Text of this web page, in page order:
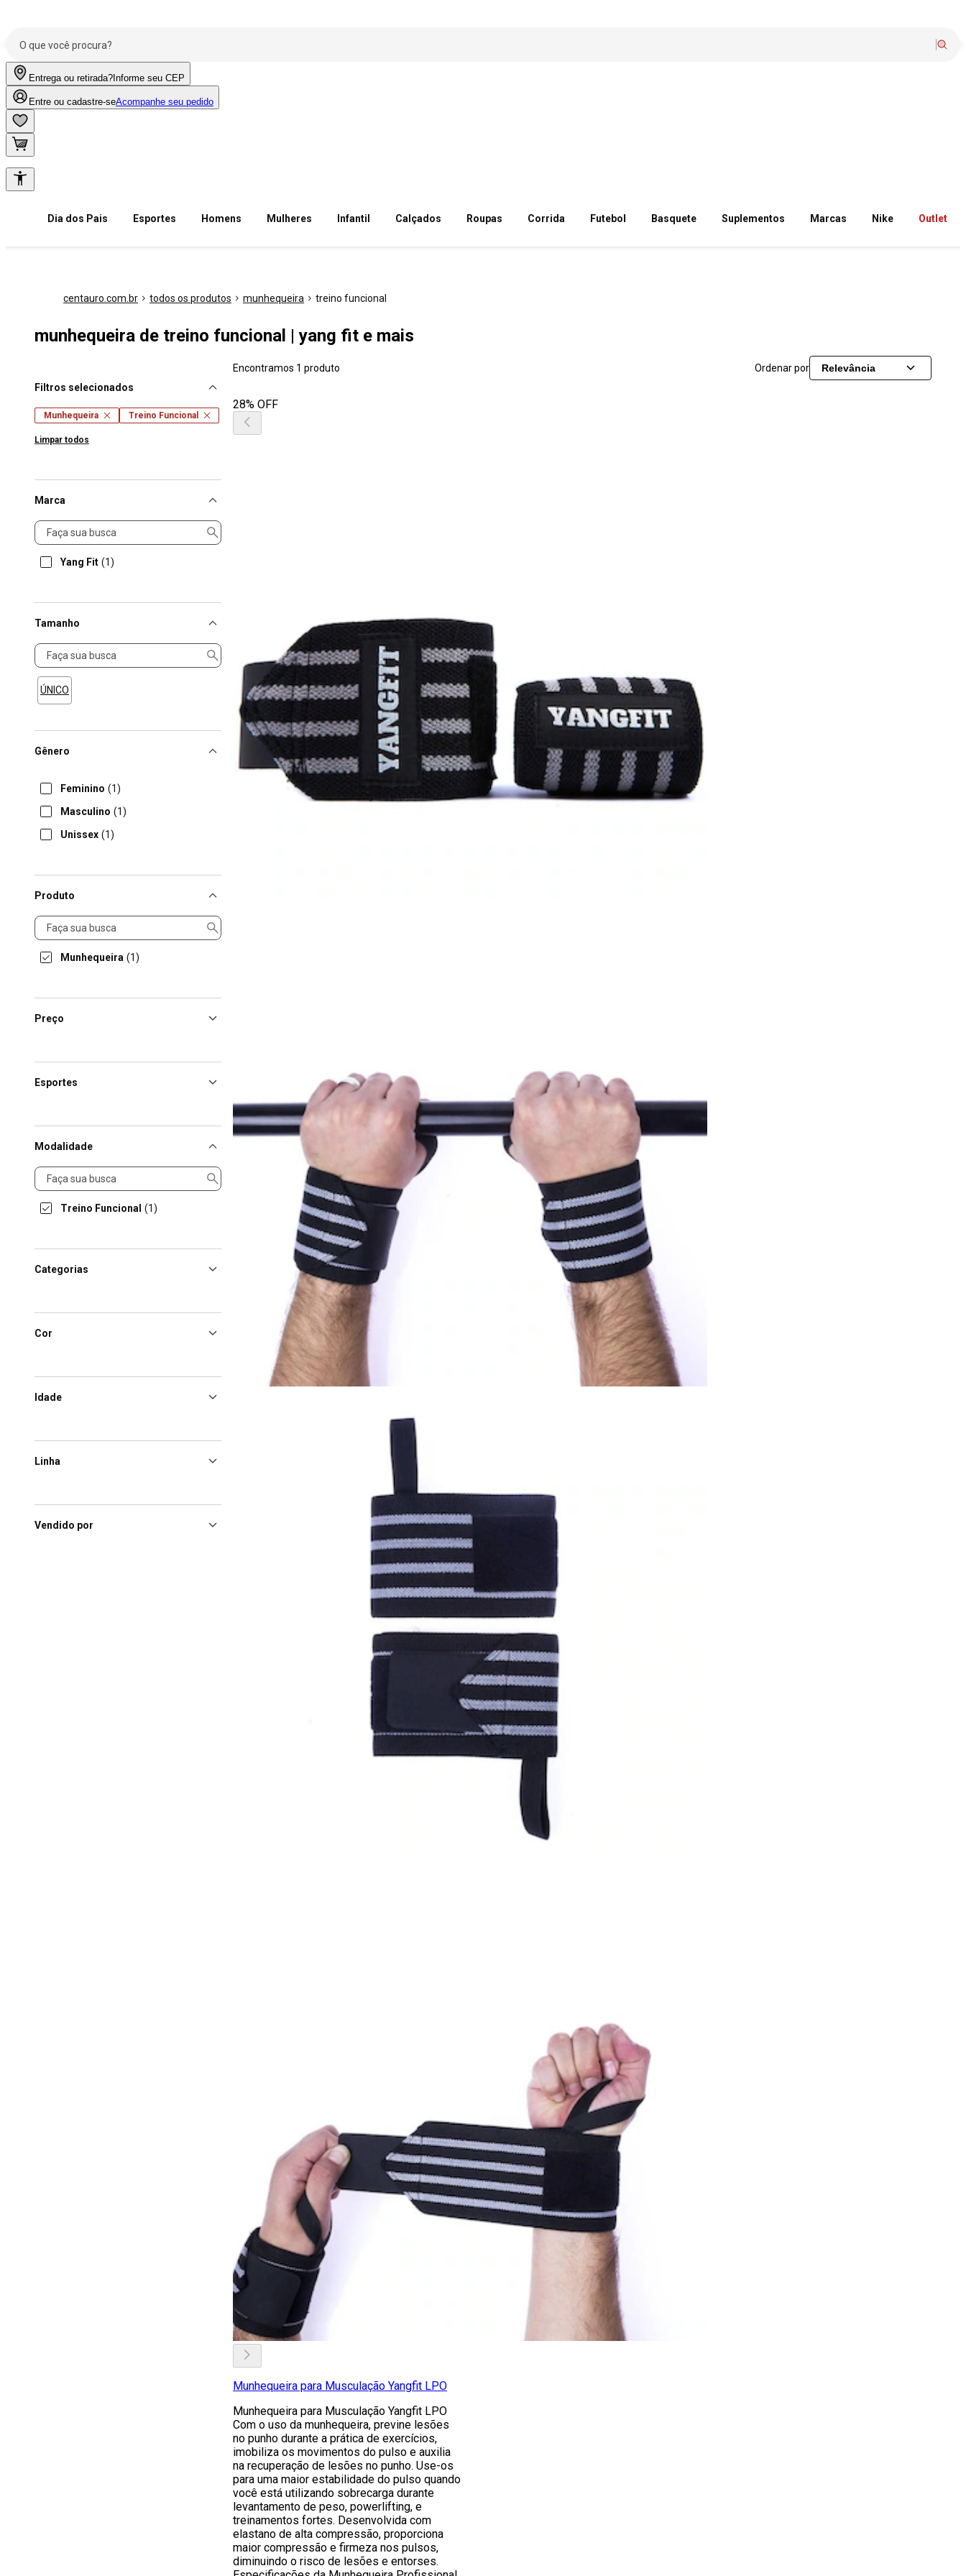
Entrega ou retirada? Informe seu CEP
Entre ou cadastre-seAcompanhe seu pedido
Dia dos Pais Esportes Homens Mulheres Infantil Calçados Roupas Corrida Futebol Basquete Suplementos Marcas Nike Outlet
centauro.com.br todos os produtos munhequeira treino funcional
munhequeira de treino funcional | yang fit e mais
Filtros selecionados
Munhequeira Treino Funcional
Limpar todos
Marca
Marca
Yang Fit (1)
Tamanho
Tamanho
ÚNICO
Gênero
Feminino (1)
Masculino (1)
Unissex (1)
Produto
Produto
Munhequeira (1)
Preço
Esportes
Modalidade
Modalidade
Treino Funcional (1)
Categorias
Cor
Idade
Linha
Vendido por
Encontramos 1 produto Ordenar por Relevância
28% OFF
Munhequeira para Musculação Yangfit LPO
Munhequeira para Musculação Yangfit LPO
Com o uso da munhequeira, previne lesões
no punho durante a prática de exercícios,
imobiliza os movimentos do pulso e auxilia
na recuperação de lesões no punho. Use-os
para uma maior estabilidade do pulso quando
você está utilizando sobrecarga durante
levantamento de peso, powerlifting, e
treinamentos fortes. Desenvolvida com
elastano de alta compressão, proporciona
maior compressão e firmeza nos pulsos,
diminuindo o risco de lesões e entorses.